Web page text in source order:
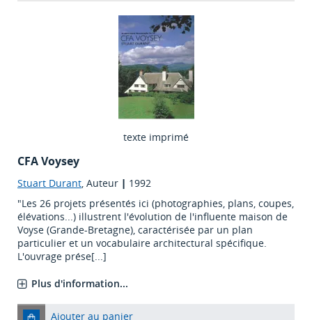
texte imprimé
CFA Voysey
Stuart Durant, Auteur | 1992
"Les 26 projets présentés ici (photographies, plans, coupes,
élévations...) illustrent l'évolution de l'influente maison de
Voyse (Grande-Bretagne), caractérisée par un plan
particulier et un vocabulaire architectural spécifique.
L'ouvrage prése[...]
Plus d'information...
Ajouter au panier